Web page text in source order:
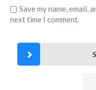
Save my name, email,
next time I comment.